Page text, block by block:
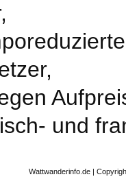
und
Wattwanderinfo.de |